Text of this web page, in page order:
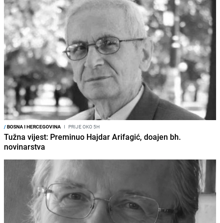
/BOSNA I HERCEGOVINA I PRIJE OKO 5H
Tužna vijest: Preminuo Hajdar Arifagić, doajen bh.
novinarstva